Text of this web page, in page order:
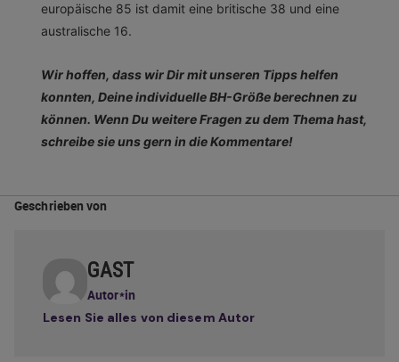
europäische 85 ist damit eine britische 38 und eine
australische 16.
Wir hoffen, dass wir Dir mit unseren Tipps helfen
konnten, Deine individuelle BH-Größe berechnen zu
können. Wenn Du weitere Fragen zu dem Thema hast,
schreibe sie uns gern in die Kommentare!
Geschrieben von
GAST
Autor*in
Lesen Sie alles von diesem Autor